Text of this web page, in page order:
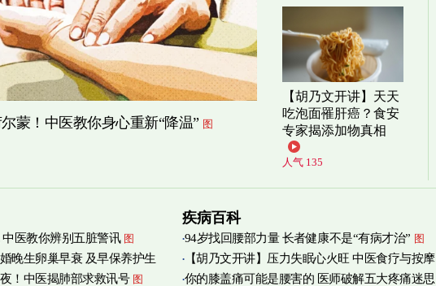
蒙！中医教你身心重新“降温” 图
【胡乃文开讲】天天
吃泡面罹肝癌？食安
专家揭添加物真相
人气 135
医教你辨别五脏警讯 图
晚生卵巢早衰 及早保养护生
！中医揭肺部求救讯号 图
疾病百科
94岁找回腰部力量 长者健康不是“有病才治” 图
【胡乃文开讲】压力失眠心火旺 中医食疗与按摩
自救
你的膝盖痛可能是腰害的 医师破解五大疼痛迷思